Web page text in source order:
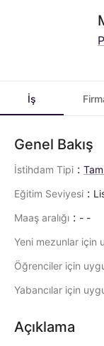
İş
Genel Bakış
İstihdam Tipi :
Eğitim Seviyesi :
Maaş aralığı : - -
Yeni mezunlar için
Öğrenciler için
Yabancılar için
Açıklama